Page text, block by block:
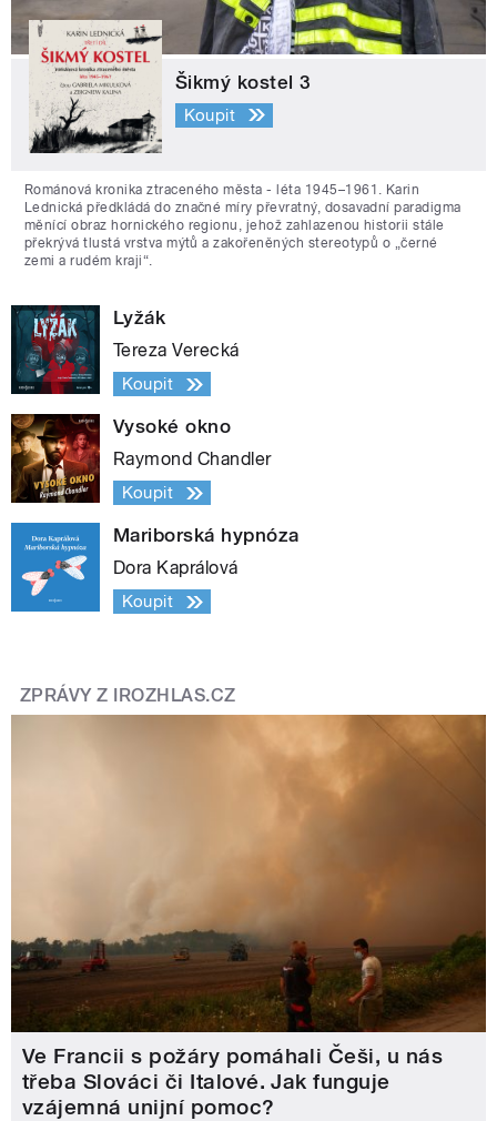
Šikmý kostel 3
Koupit
Románová kronika ztraceného města - léta 1945–1961. Karin
Lednická předkládá do značné míry převratný, dosavadní paradigma
měnící obraz hornického regionu, jehož zahlazenou historii stále
překrývá tlustá vrstva mýtů a zakořeněných stereotypů o „černé
zemi a rudém kraji“.
Lyžák
Tereza Verecká
Koupit
Vysoké okno
Raymond Chandler
Koupit
Mariborská hypnóza
Dora Kaprálová
Koupit
ZPRÁVY Z IROZHLAS.CZ
Ve Francii s požáry pomáhali Češi, u nás
třeba Slováci či Italové. Jak funguje
vzájemná unijní pomoc?